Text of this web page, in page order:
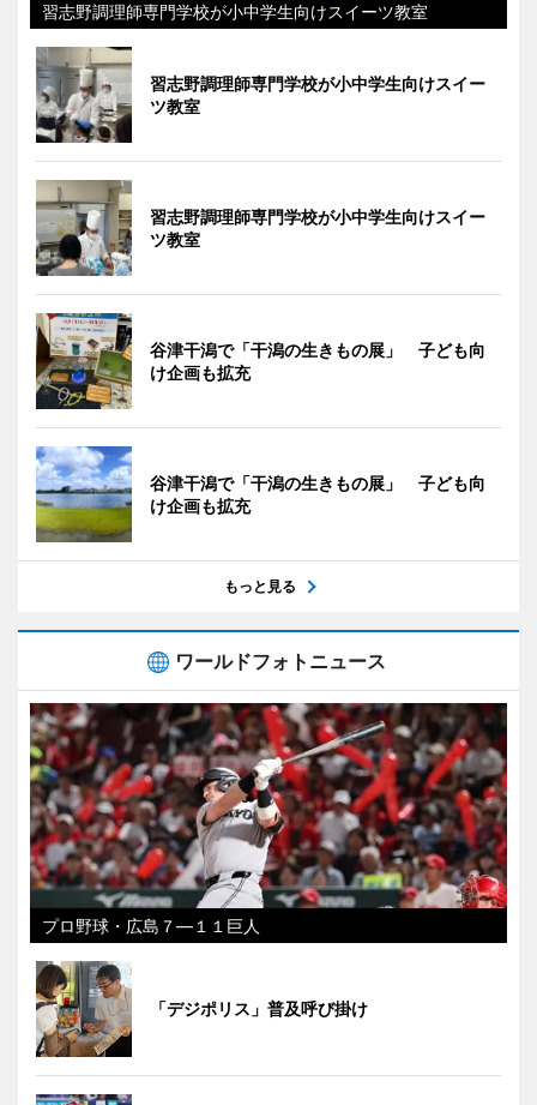
習志野調理師専門学校が小中学生向けスイーツ教室
習志野調理師専門学校が小中学生向けスイー
ツ教室
習志野調理師専門学校が小中学生向けスイー
ツ教室
谷津干潟で「干潟の生きもの展」 子ども向
け企画も拡充
谷津干潟で「干潟の生きもの展」 子ども向
け企画も拡充
もっと見る
ワールドフォトニュース
プロ野球・広島７―１１巨人
「デジポリス」普及呼び掛け